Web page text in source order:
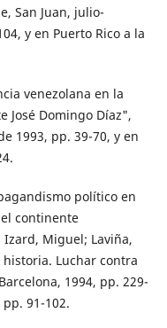
San Juan, julio-
y en Puerto Rico a la
venezolana en la
José Domingo Díaz",
1993, pp. 39-70, y en
político en
continente
Izard, Miguel; Laviña,
historia. Luchar contra
1994, pp. 229-
91-102.